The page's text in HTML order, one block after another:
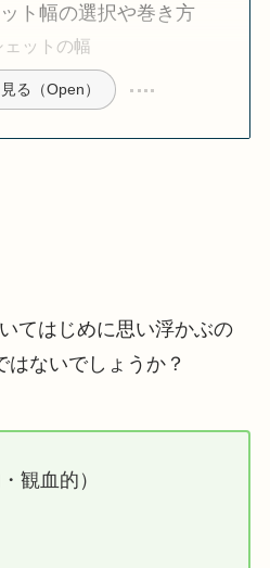
ト幅の選択や巻き方
ットの幅
る（Open）
てはじめに思い浮かぶの
ないでしょうか？
観血的）